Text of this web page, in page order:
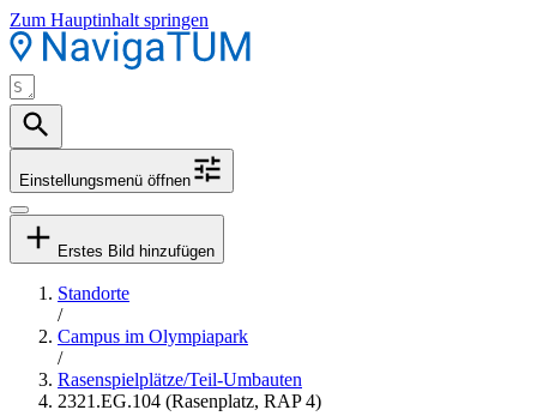
Zum Hauptinhalt springen
Einstellungsmenü öffnen
Erstes Bild hinzufügen
Standorte
/
Campus im Olympiapark
/
Rasenspielplätze/Teil-Umbauten
2321.EG.104 (Rasenplatz, RAP 4)